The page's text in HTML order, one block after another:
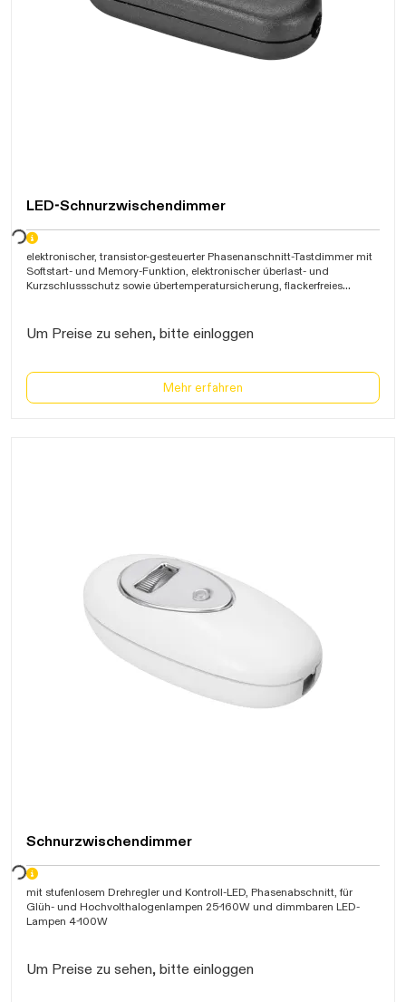
LED-Schnurzwischendimmer
elektronischer, transistor-gesteuerter Phasenanschnitt-Tastdimmer mit
Softstart- und Memory-Funktion, elektronischer úberlast- und
Kurzschlussschutz sowie úbertemperatursicherung, flackerfreies
Flach-, Rund- und Textilleitung, L- und N-Klemme mit Schraubkontakte
0,5-1,5mm≤, für Glüh- und HV-Halogenlampen 5-100W und dimmbare
Um Preise zu sehen, bitte einloggen
Mehr erfahren
Schnurzwischendimmer
mit stufenlosem Drehregler und Kontroll-LED, Phasenabschnitt, für
Glüh- und Hochvolthalogenlampen 25-160W und dimmbaren LED-
Lampen 4-100W
Um Preise zu sehen, bitte einloggen